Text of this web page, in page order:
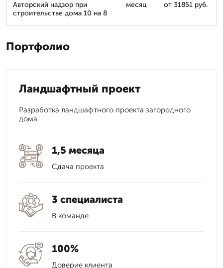
Авторский надзор при
строительстве дома 10 на 8
месяц от 31851 руб.
Портфолио
Ландшафтный проект
Разработка ландшафтного проекта загородного
дома
1,5 месяца
Сдача проекта
3 специалиста
В команде
100%
Доверие клиента